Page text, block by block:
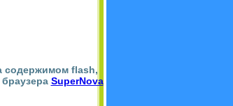
содержимом flash,
SuperNova